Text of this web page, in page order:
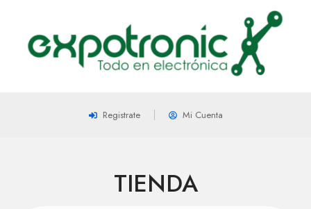
Registrate Mi Cuenta
TIENDA